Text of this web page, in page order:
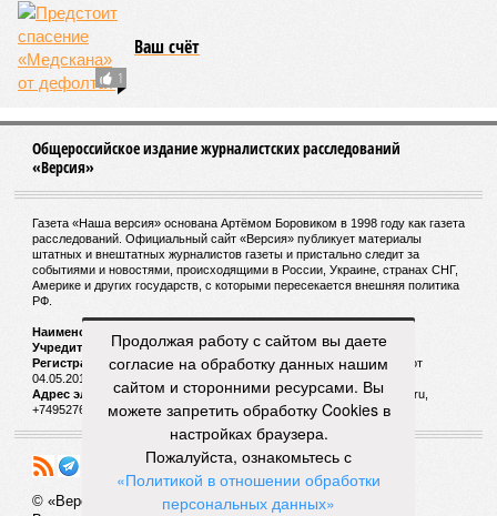
строительства не подтверждают ни соблюдения графика
строительства, ни объёма фактически выполненных работ.
декларируемая «Capital Group модель (достраивать
проблемные объекты SSD») сработала на
Лосиноостровской, почему она не масштабируется на
Люблино? И означает ли отсутствие техники на площадке,
что в реальности подрядчик по «Станции Л» ещё даже не
определён?Митингии палаточные лагеря у объекта в
2025–2026 годах, похоже, не изменили ситуацию.«В
последние месяцы в личном общении нам перестали
называть даже ориентировочные сроки», – рассказывают
расстроенные дольщики.
Казалось бы, формально ответственность по
достраиванию объекта распределена. Seven Suns
Development – банкрот, часть его структур признана
несостоятельной ещё в 2024 году, бенефициар компании
находится под следствием по ст. 200.3 УК РФ. Достройку
проблемных объектов группы – «Станции Л», «Сказочного
Продолжая работу с сайтом вы даете
согласие на обработку данных нашим
сайтом и сторонними ресурсами. Вы
можете запретить обработку Cookies в
настройках браузера.
Пожалуйста, ознакомьтесь с
«Политикой в отношении обработки
персональных данных»